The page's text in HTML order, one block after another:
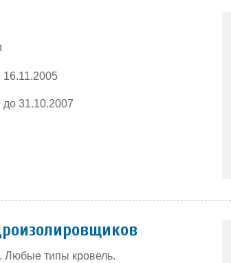
КМЕ
16.11.2005
до 31.10.2007
Любые типы кровель.